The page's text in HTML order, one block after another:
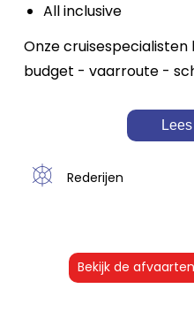
All inclusive
Onze
budget - vaarroute -
Rederijen
Bekijk de